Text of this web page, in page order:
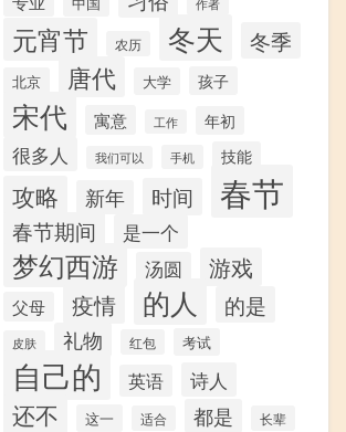
作者
元宵节 农历 冬天 冬季
北京 唐代 大学 孩子
宋代 寓意 工作 年初
很多人 我们可以 手机 技能
攻略 新年 时间 春节
春节期间 是一个
梦幻西游 汤圆 游戏
父母 疫情 的人 的是
皮肤 礼物 红包 考试
自己的 英语 诗人
还不 这一 适合 都是 长辈